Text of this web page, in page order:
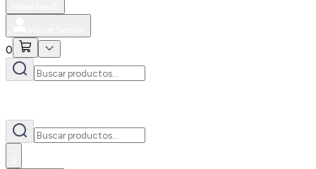
0